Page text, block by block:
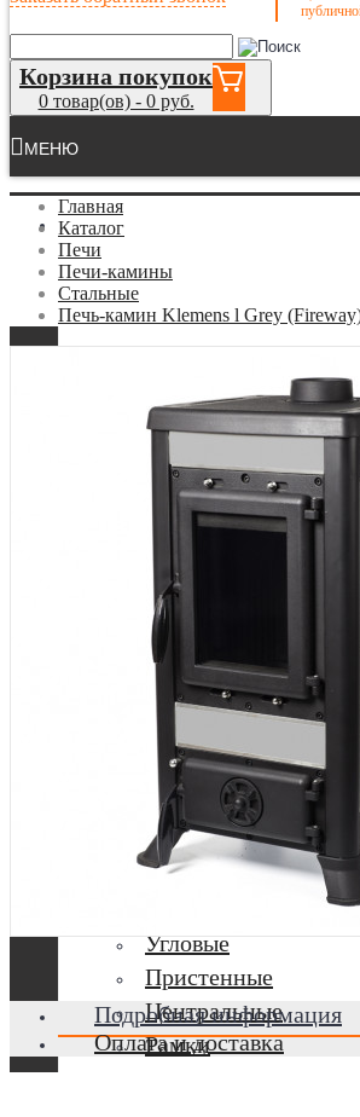
Корзина покупок
0 товар(ов) - 0 руб.
МЕНЮ
Камины
Топки для
Чугунные
Стальные
С водяным контуром
С плоским стеклом
С призматическим
С полукруглым
Акции
Порталы,
Угловые
Пристенные
Центральные
Рамки
Главная
Каталог
Печи
Печи-камины
Стальные
Печь-камин Klemens l Grey
Подробная информация
Оплата и доставка